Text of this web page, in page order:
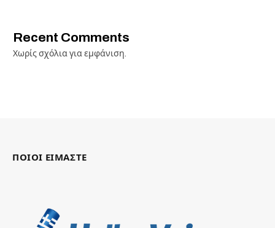
Recent Comments
Χωρίς σχόλια για εμφάνιση.
ΠΟΙΟΙ ΕΙΜΑΣΤΕ